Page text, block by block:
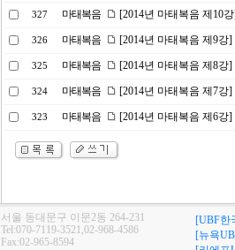
327 마태복음 [2014년 마태복음 제10
326 마태복음 [2014년 마태복음 제9
325 마태복음 [2014년 마태복음 제8
324 마태복음 [2014년 마태복음 제7강
323 마태복음 [2014년 마태복음 제6강
서울 동대문구 이문2동 264-231
Tel:070-7119-3521,02-968-4586
Fax:02-965-8594
[UBF한
[뉴욕